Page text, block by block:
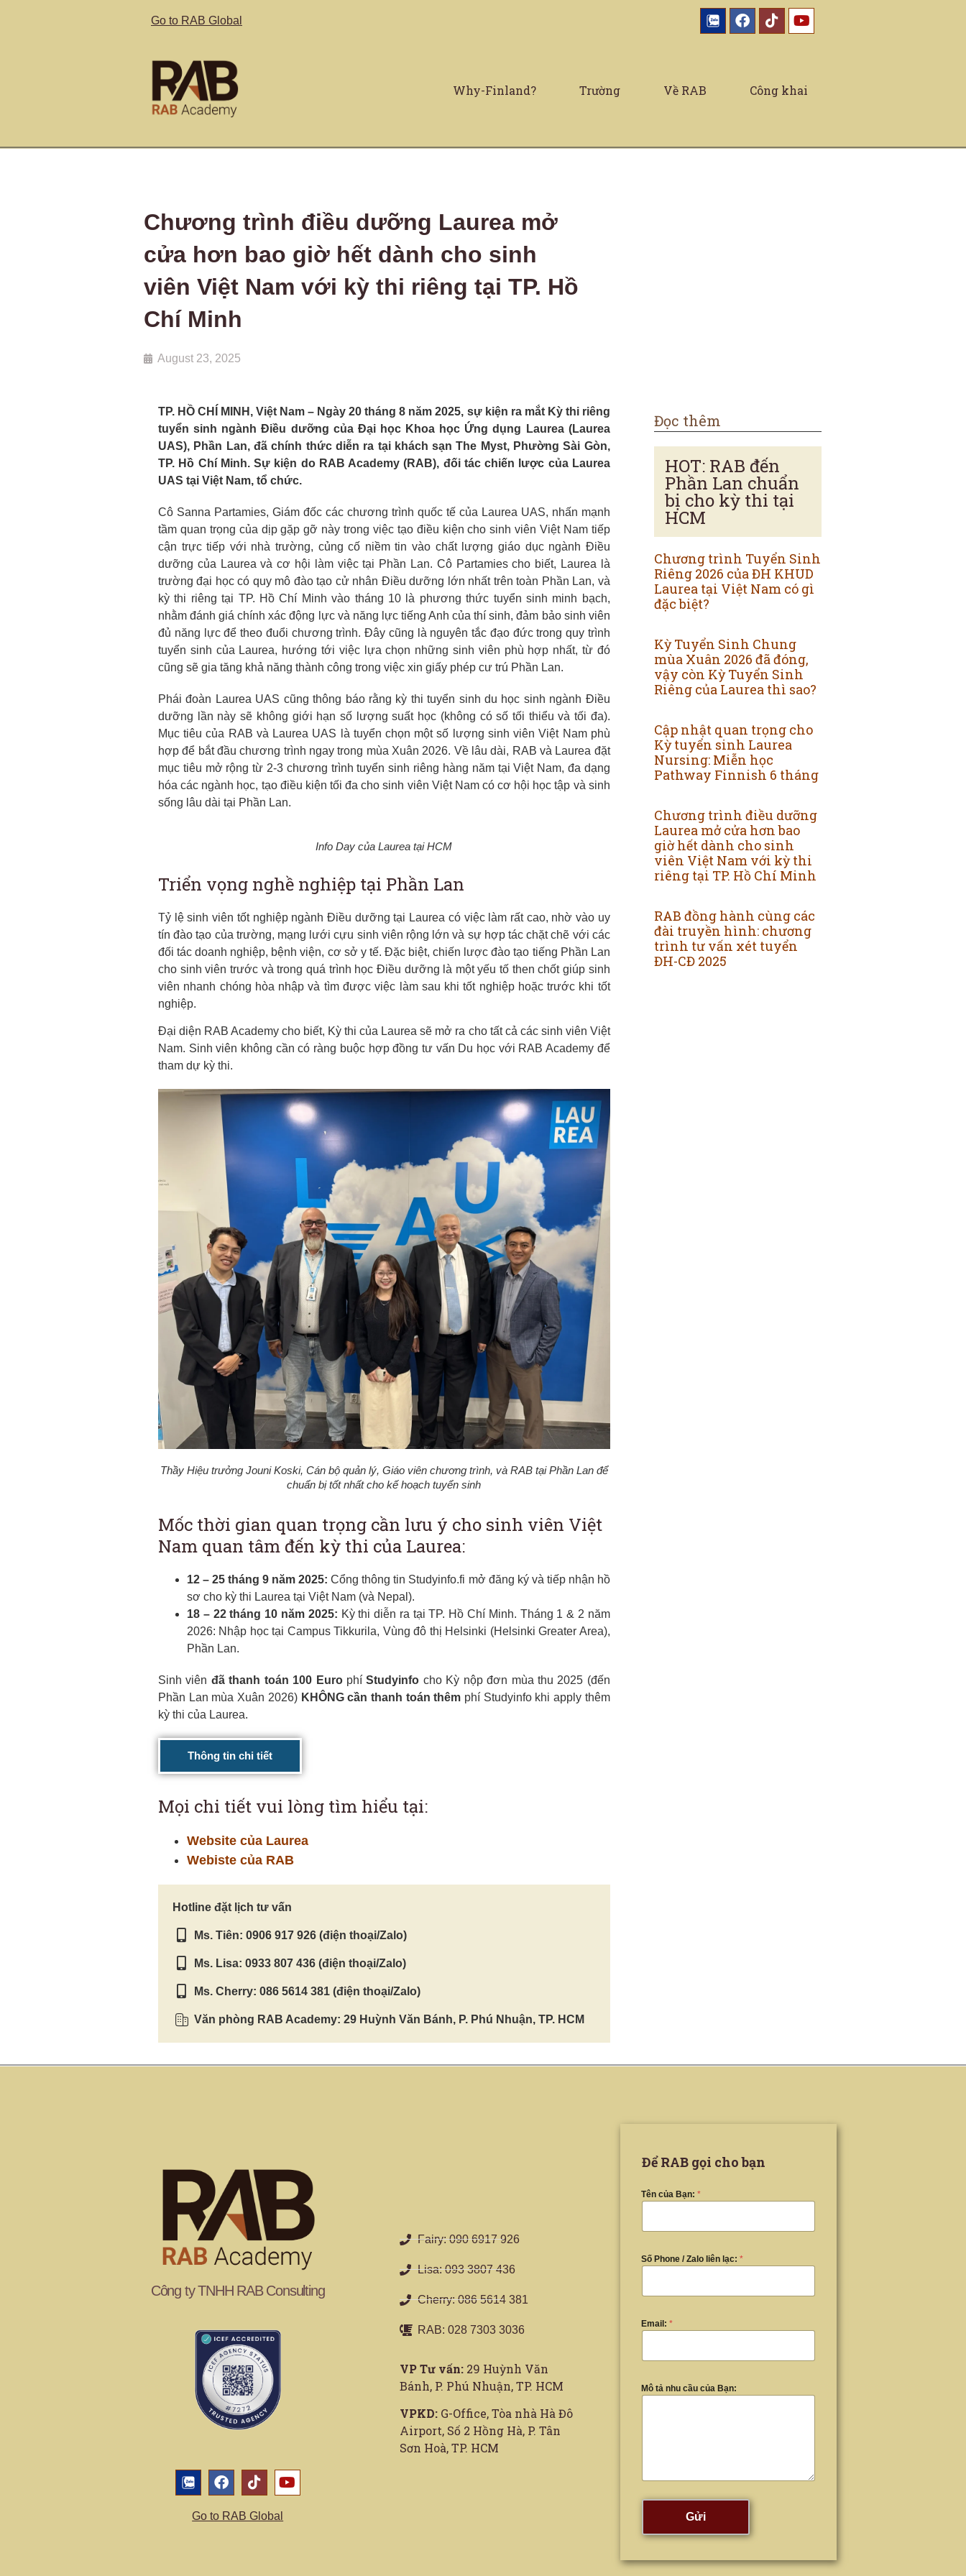
Go to RAB Global
Why-Finland? Trường Về RAB Công khai
Chương trình điều dưỡng Laurea mở
cửa hơn bao giờ hết dành cho sinh
viên Việt Nam với kỳ thi riêng tại TP. Hồ
Chí Minh
August 23, 2025
TP. HỒ CHÍ MINH, Việt Nam – Ngày 20 tháng 8 năm 2025, sự kiện ra mắt Kỳ thi riêng
tuyển sinh ngành Điều dưỡng của Đại học Khoa học Ứng dụng Laurea (Laurea
UAS), Phần Lan, đã chính thức diễn ra tại khách sạn The Myst, Phường Sài Gòn,
TP. Hồ Chí Minh. Sự kiện do RAB Academy (RAB), đối tác chiến lược của Laurea
UAS tại Việt Nam, tổ chức.
Cô Sanna Partamies, Giám đốc các chương trình quốc tế của Laurea UAS, nhấn mạnh
tầm quan trọng của dịp gặp gỡ này trong việc tạo điều kiện cho sinh viên Việt Nam tiếp
cận trực tiếp với nhà trường, củng cố niềm tin vào chất lượng giáo dục ngành Điều
dưỡng của Laurea và cơ hội làm việc tại Phần Lan. Cô Partamies cho biết, Laurea là
trường đại học có quy mô đào tạo cử nhân Điều dưỡng lớn nhất trên toàn Phần Lan, và
kỳ thi riêng tại TP. Hồ Chí Minh vào tháng 10 là phương thức tuyển sinh minh bạch,
nhằm đánh giá chính xác động lực và năng lực tiếng Anh của thí sinh, đảm bảo sinh viên
đủ năng lực để theo đuổi chương trình. Đây cũng là nguyên tắc đạo đức trong quy trình
tuyển sinh của Laurea, hướng tới việc lựa chọn những sinh viên phù hợp nhất, từ đó
cũng sẽ gia tăng khả năng thành công trong việc xin giấy phép cư trú Phần Lan.
Phái đoàn Laurea UAS cũng thông báo rằng kỳ thi tuyển sinh du học sinh ngành Điều
dưỡng lần này sẽ không giới hạn số lượng suất học (không có số tối thiểu và tối đa).
Mục tiêu của RAB và Laurea UAS là tuyển chọn một số lượng sinh viên Việt Nam phù
hợp để bắt đầu chương trình ngay trong mùa Xuân 2026. Về lâu dài, RAB và Laurea đặt
mục tiêu mở rộng từ 2-3 chương trình tuyển sinh riêng hàng năm tại Việt Nam, đa dạng
hóa các ngành học, tạo điều kiện tối đa cho sinh viên Việt Nam có cơ hội học tập và sinh
sống lâu dài tại Phần Lan.
Info Day của Laurea tại HCM
Triển vọng nghề nghiệp tại Phần Lan
Tỷ lệ sinh viên tốt nghiệp ngành Điều dưỡng tại Laurea có việc làm rất cao, nhờ vào uy
tín đào tạo của trường, mạng lưới cựu sinh viên rộng lớn và sự hợp tác chặt chẽ với các
đối tác doanh nghiệp, bệnh viện, cơ sở y tế. Đặc biệt, chiến lược đào tạo tiếng Phần Lan
cho sinh viên trước và trong quá trình học Điều dưỡng là một yếu tố then chốt giúp sinh
viên nhanh chóng hòa nhập và tìm được việc làm sau khi tốt nghiệp hoặc trước khi tốt
nghiệp.
Đại diện RAB Academy cho biết, Kỳ thi của Laurea sẽ mở ra cho tất cả các sinh viên Việt
Nam. Sinh viên không cần có ràng buộc hợp đồng tư vấn Du học với RAB Academy để
tham dự kỳ thi.
Thầy Hiệu trưởng Jouni Koski, Cán bộ quản lý, Giáo viên chương trình, và RAB tại Phần Lan để
chuẩn bị tốt nhất cho kế hoạch tuyển sinh
Mốc thời gian quan trọng cần lưu ý cho sinh viên Việt
Nam quan tâm đến kỳ thi của Laurea:
12 – 25 tháng 9 năm 2025: Cổng thông tin Studyinfo.fi mở đăng ký và tiếp nhận hồ
sơ cho kỳ thi Laurea tại Việt Nam (và Nepal).
18 – 22 tháng 10 năm 2025: Kỳ thi diễn ra tại TP. Hồ Chí Minh. Tháng 1 & 2 năm
2026: Nhập học tại Campus Tikkurila, Vùng đô thị Helsinki (Helsinki Greater Area),
Phần Lan.
Sinh viên đã thanh toán 100 EurophíStudyinfo cho Kỳ nộp đơn mùa thu 2025 (đến
Phần Lan mùa Xuân 2026) KHÔNG cần thanh toán thêm phí Studyinfo khi apply thêm
kỳ thi của Laurea.
Thông tin chi tiết
Mọi chi tiết vui lòng tìm hiểu tại:
Website của Laurea
Webiste của RAB
Hotline đặt lịch tư vấn
Ms. Tiên: 0906 917 926 (điện thoại/Zalo)
Ms. Lisa: 0933 807 436 (điện thoại/Zalo)
Ms. Cherry: 086 5614 381 (điện thoại/Zalo)
Văn phòng RAB Academy: 29 Huỳnh Văn Bánh, P. Phú Nhuận, TP. HCM
Đọc thêm
HOT: RAB đến
Phần Lan chuẩn
bị cho kỳ thi tại
HCM
Chương trình Tuyển Sinh
Riêng 2026 của ĐH KHUD
Laurea tại Việt Nam có gì
đặc biệt?
Kỳ Tuyển Sinh Chung
mùa Xuân 2026 đã đóng,
vậy còn Kỳ Tuyển Sinh
Riêng của Laurea thì sao?
Cập nhật quan trọng cho
Kỳ tuyển sinh Laurea
Nursing: Miễn học
Pathway Finnish 6 tháng
Chương trình điều dưỡng
Laurea mở cửa hơn bao
giờ hết dành cho sinh
viên Việt Nam với kỳ thi
riêng tại TP. Hồ Chí Minh
RAB đồng hành cùng các
đài truyền hình: chương
trình tư vấn xét tuyển
ĐH-CĐ 2025
Công ty TNHH RAB Consulting
Go to RAB Global
Fairy: 090 6917 926
Lisa: 093 3807 436
Cherry: 086 5614 381
RAB: 028 7303 3036
VP Tư vấn: 29 Huỳnh Văn
Bánh, P. Phú Nhuận, TP. HCM
VPKD: G-Office, Tòa nhà Hà Đô
Airport, Số 2 Hồng Hà, P. Tân
Sơn Hoà, TP. HCM
Để RAB gọi cho bạn
Tên của Bạn: *
Số Phone / Zalo liên lạc: *
Email: *
Mô tả nhu cầu của Bạn:
Gửi